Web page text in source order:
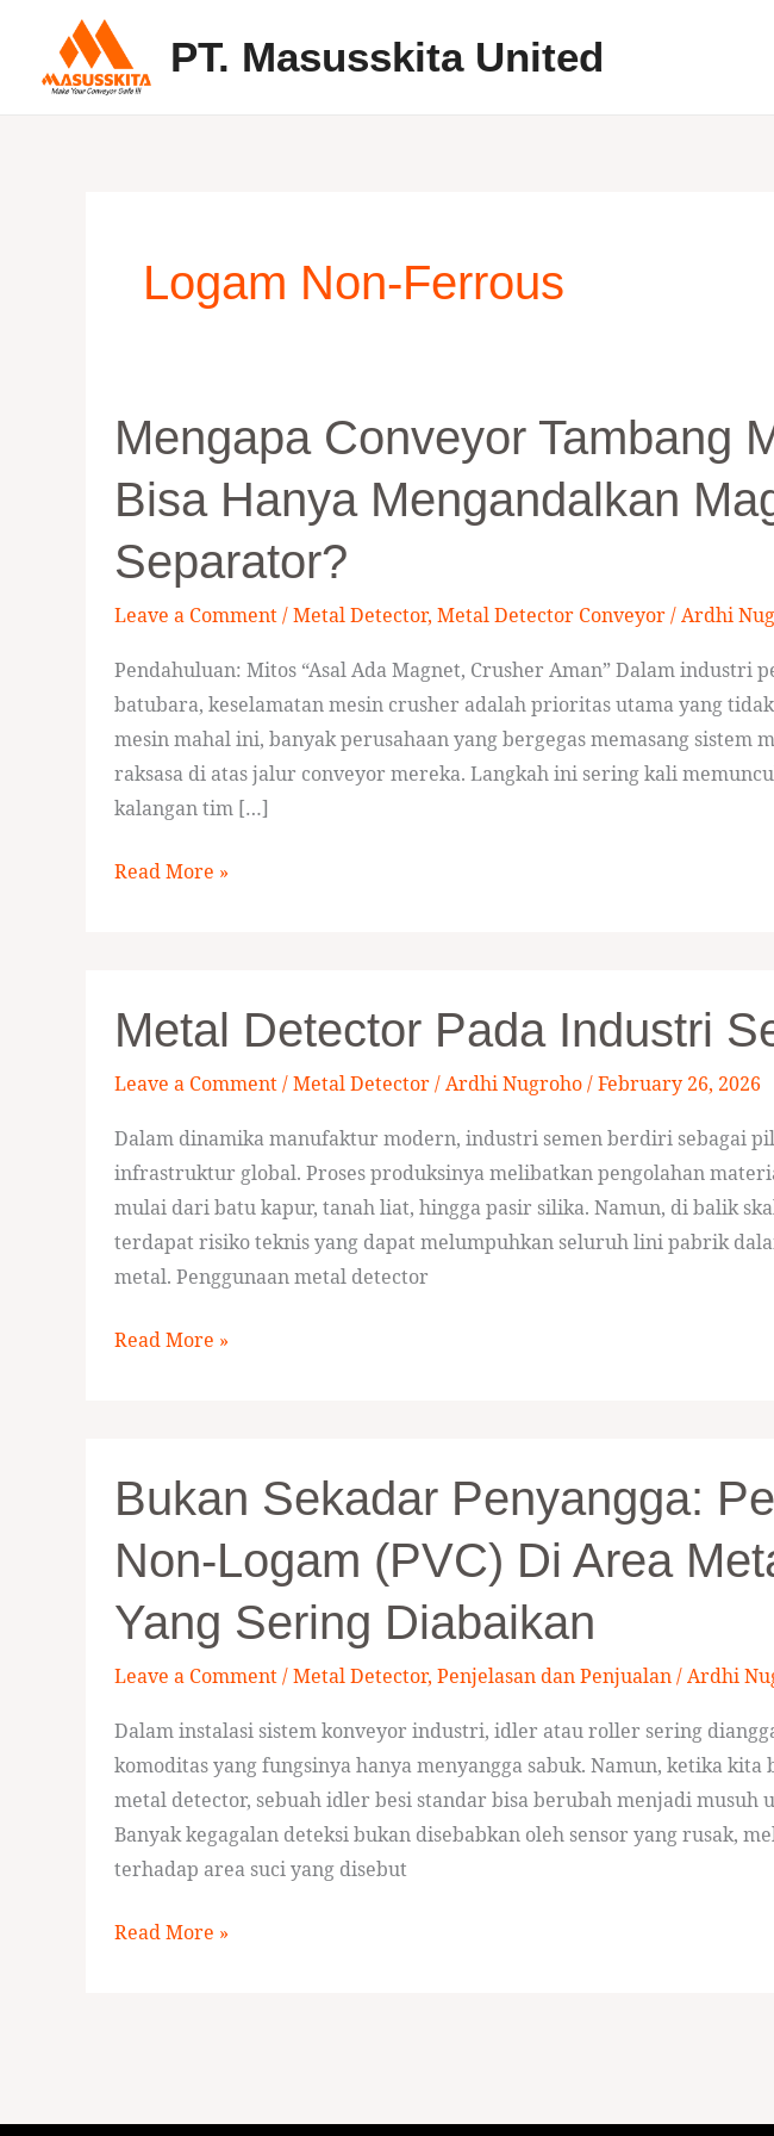
content
PT. Masusskita United
Logam Non-Ferrous
Mengapa Conveyor Tambang
Bisa Hanya Mengandalkan
Separator?
Leave a Comment/Metal Detector, Metal Detector Conveyor/Ardhi
Pendahuluan: Mitos “Asal Ada Magnet, Crusher Aman” Dalam industri
batubara, keselamatan mesin crusher adalah prioritas utama yang
mesin mahal ini, banyak perusahaan yang bergegas memasang sistem
raksasa di atas jalur conveyor mereka. Langkah ini sering kali
kalangan tim […]
Conveyor
Tambang
Modern
Bisa
Magnetic
Separator?
Read More »
Metal Detector Pada Industri
Leave a Comment/Metal Detector/Ardhi Nugroho/February 26, 2026
Dalam dinamika manufaktur modern, industri semen berdiri sebagai
infrastruktur global. Proses produksinya melibatkan pengolahan
mulai dari batu kapur, tanah liat, hingga pasir silika. Namun, di balik
terdapat risiko teknis yang dapat melumpuhkan seluruh lini pabrik
metal. Penggunaan metal detector
Detector
pada
Industri
Semen
Read More »
Bukan Sekadar Penyangga:
Non-Logam (PVC) Di Area
Yang Sering Diabaikan
Leave a Comment/Metal Detector, Penjelasan dan Penjualan/Ardhi
Dalam instalasi sistem konveyor industri, idler atau roller sering
komoditas yang fungsinya hanya menyangga sabuk. Namun, ketika
metal detector, sebuah idler besi standar bisa berubah menjadi musuh
Banyak kegagalan deteksi bukan disebabkan oleh sensor yang rusak,
terhadap area suci yang disebut
Sekadar
Penyangga:
Peran
Idler
(PVC)
di
Area
Metal-
Free
yang
Read More »